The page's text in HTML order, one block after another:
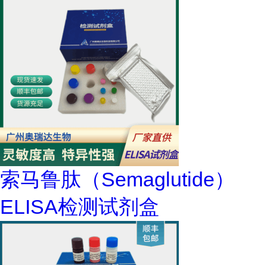
索马鲁肽（Semaglutide）
ELISA检测试剂盒